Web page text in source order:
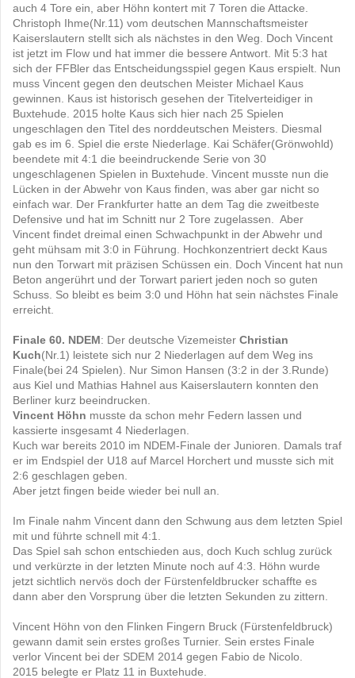
auch 4 Tore ein, aber Höhn kontert mit 7 Toren die Attacke.
Christoph Ihme(Nr.11) vom deutschen Mannschaftsmeister
Kaiserslautern stellt sich als nächstes in den Weg. Doch Vincent
ist jetzt im Flow und hat immer die bessere Antwort. Mit 5:3 hat
sich der FFBler das Entscheidungsspiel gegen Kaus erspielt. Nun
muss Vincent gegen den deutschen Meister Michael Kaus
gewinnen. Kaus ist historisch gesehen der Titelverteidiger in
Buxtehude. 2015 holte Kaus sich hier nach 25 Spielen
ungeschlagen den Titel des norddeutschen Meisters. Diesmal
gab es im 6. Spiel die erste Niederlage. Kai Schäfer(Grönwohld)
beendete mit 4:1 die beeindruckende Serie von 30
ungeschlagenen Spielen in Buxtehude. Vincent musste nun die
Lücken in der Abwehr von Kaus finden, was aber gar nicht so
einfach war. Der Frankfurter hatte an dem Tag die zweitbeste
Defensive und hat im Schnitt nur 2 Tore zugelassen. Aber
Vincent findet dreimal einen Schwachpunkt in der Abwehr und
geht mühsam mit 3:0 in Führung. Hochkonzentriert deckt Kaus
nun den Torwart mit präzisen Schüssen ein. Doch Vincent hat nun
Beton angerührt und der Torwart pariert jeden noch so guten
Schuss. So bleibt es beim 3:0 und Höhn hat sein nächstes Finale
erreicht.
Finale 60. NDEM: Der deutsche Vizemeister Christian
Kuch(Nr.1) leistete sich nur 2 Niederlagen auf dem Weg ins
Finale(bei 24 Spielen). Nur Simon Hansen (3:2 in der 3.Runde)
aus Kiel und Mathias Hahnel aus Kaiserslautern konnten den
Berliner kurz beeindrucken.
Vincent Höhn musste da schon mehr Federn lassen und
kassierte insgesamt 4 Niederlagen.
Kuch war bereits 2010 im NDEM-Finale der Junioren. Damals traf
er im Endspiel der U18 auf Marcel Horchert und musste sich mit
2:6 geschlagen geben.
Aber jetzt fingen beide wieder bei null an.
Im Finale nahm Vincent dann den Schwung aus dem letzten Spiel
mit und führte schnell mit 4:1.
Das Spiel sah schon entschieden aus, doch Kuch schlug zurück
und verkürzte in der letzten Minute noch auf 4:3. Höhn wurde
jetzt sichtlich nervös doch der Fürstenfeldbrucker schaffte es
dann aber den Vorsprung über die letzten Sekunden zu zittern.
Vincent Höhn von den Flinken Fingern Bruck (Fürstenfeldbruck)
gewann damit sein erstes großes Turnier. Sein erstes Finale
verlor Vincent bei der SDEM 2014 gegen Fabio de Nicolo.
2015 belegte er Platz 11 in Buxtehude.